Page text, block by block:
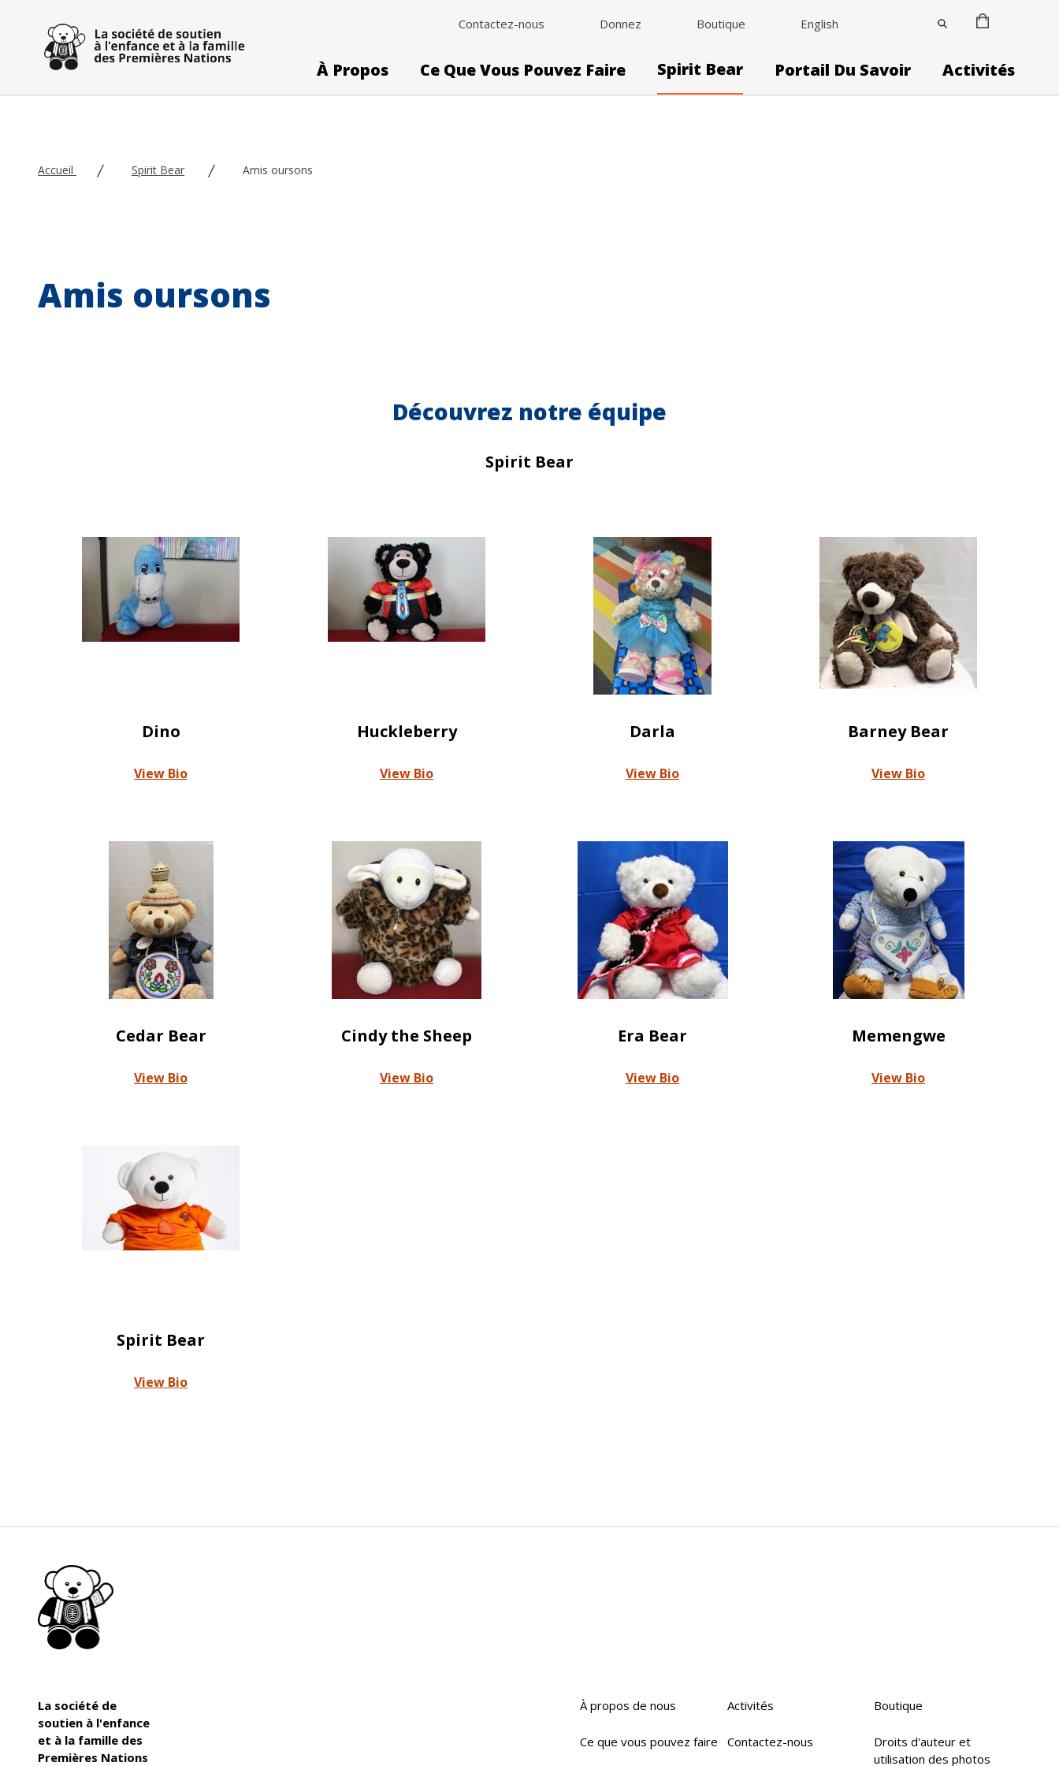
Contactez-nous Donnez Boutique English
À Propos Ce Que Vous Pouvez Faire Spirit Bear Portail Du Savoir Activités
Accueil Spirit Bear Amis oursons
Amis oursons
Découvrez notre équipe
Spirit Bear
Dino
View Bio
Huckleberry
View Bio
Darla
View Bio
Barney Bear
View Bio
Cedar Bear
View Bio
Cindy the Sheep
View Bio
Era Bear
View Bio
Memengwe
View Bio
Spirit Bear
View Bio
La société de
soutien à l'enfance
et à la famille des
Premières Nations
À propos de nous
Ce que vous pouvez faire
Activités
Contactez-nous
Boutique
Droits d'auteur et
utilisation des photos